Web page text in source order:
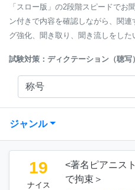
「スロー版」の2段階スピードでお
ン付きで内容を確認しながら、関
グ強化、聞き取り、聞き流しをした
試験対策：ディクテーション（聴写
ジャンル
19
ナイス
<著名ピアニス
で拘束＞